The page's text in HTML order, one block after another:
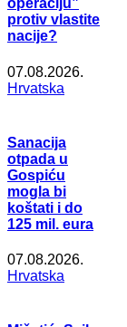
operaciju”
protiv vlastite
nacije?
07.08.2026.
Hrvatska
Sanacija
otpada u
Gospiću
mogla bi
koštati i do
125 mil. eura
07.08.2026.
Hrvatska